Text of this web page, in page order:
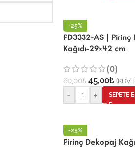
-25%
PD3332-AS | Pirinç
Kağıdı-29×42 cm
(0)
60,00₺ 45,00₺ (KDV
- + SEPETE
-25%
Pirinç Dekopaj